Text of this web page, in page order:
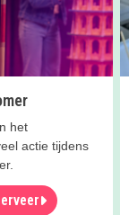
het
actie tijdens